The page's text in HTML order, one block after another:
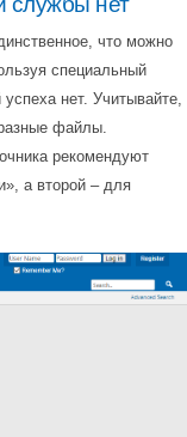
что можно
специальный
нет. Учитывайте,
файлы.
рекомендуют
а второй – для